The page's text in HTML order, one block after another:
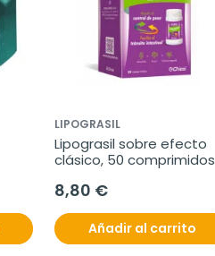
LIPOGRASIL
Lipograsil sobre efecto
clásico, 50 comprimidos
8,80 €
Añadir al carrito